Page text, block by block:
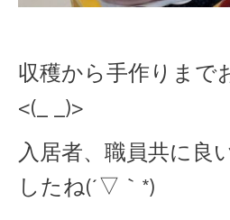
収穫から手作りまで
<(_ _)>
入居者、職員共に良
したね(´▽｀*)